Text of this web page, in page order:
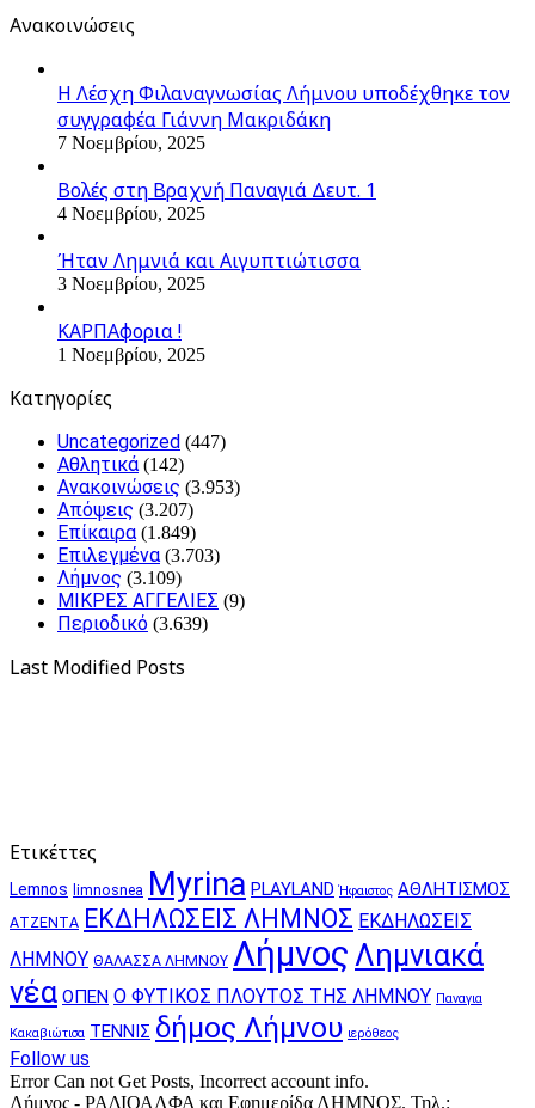
Ανακοινώσεις
Η Λέσχη Φιλαναγνωσίας Λήμνου υποδέχθηκε τον
συγγραφέα Γιάννη Μακριδάκη
7 Νοεμβρίου, 2025
Βολές στη Βραχνή Παναγιά Δευτ. 1
4 Νοεμβρίου, 2025
Ήταν Λημνιά και Αιγυπτιώτισσα
3 Νοεμβρίου, 2025
ΚΑΡΠΑφορια !
1 Νοεμβρίου, 2025
Kατηγορίες
Uncategorized (447)
Αθλητικά (142)
Ανακοινώσεις (3.953)
Απόψεις (3.207)
Επίκαιρα (1.849)
Επιλεγμένα (3.703)
Λήμνος (3.109)
ΜΙΚΡΕΣ ΑΓΓΕΛΙΕΣ (9)
Περιοδικό (3.639)
Last Modified Posts
Ετικέττες
Lemnos limnosnea Myrina PLAYLAND Ήφαιστος ΑΘΛΗΤΙΣΜΟΣ
ΑΤΖΕΝΤΑ ΕΚΔΗΛΩΣΕΙΣ ΛΗΜΝΟΣ ΕΚΔΗΛΩΣΕΙΣ
ΛΗΜΝΟΥ ΘΑΛΑΣΣΑ ΛΗΜΝΟΥ Λήμνος Λημνιακά
νέα ΟΠΕΝ Ο ΦΥΤΙΚΟΣ ΠΛΟΥΤΟΣ ΤΗΣ ΛΗΜΝΟΥ Παναγια
Κακαβιώτισα ΤΕΝΝΙΣ δήμος Λήμνου ιερόθεος
Follow us
Error Can not Get Posts, Incorrect account info.
Λήμνος - ΡΑΔΙΟΑΛΦΑ και Εφημερίδα ΛΗΜΝΟΣ. Τηλ.: